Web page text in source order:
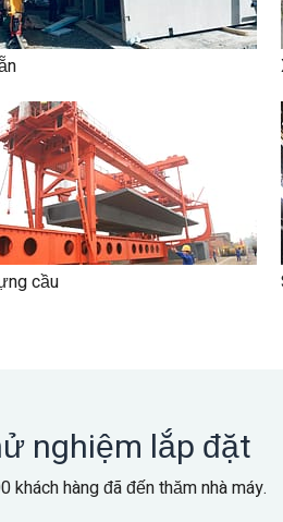
cầu
nghiệm lắp đặt
hàng đã đến thăm nhà máy.